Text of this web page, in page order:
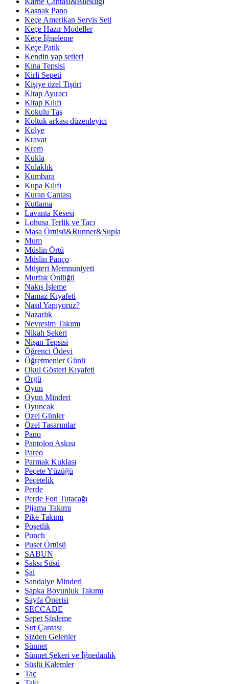
Kasnak Pano
Keçe Amerikan Servis Seti
Keçe Hazır Modeller
Keçe İğneleme
Keçe Patik
Kendin yap setleri
Kına Tepsisi
Kirli Sepeti
Kişiye özel Tişört
Kitap Ayıracı
Kitap Kılıfı
Kokulu Taş
Koltuk arkası düzenleyici
Kolye
Kravat
Krem
Kukla
Kulaklık
Kumbara
Kupa Kılıfı
Kuran Çantası
Kutlama
Lavanta Kesesi
Lohusa Terlik ve Tacı
Masa Örtüsü&Runner&Supla
Mum
Müslin Örtü
Müslin Panço
Müşteri Memnuniyeti
Mutfak Önlüğü
Nakış İşleme
Namaz Kıyafeti
Nasıl Yapıyoruz?
Nazarlık
Nevresim Takımı
Nikah Şekeri
Nişan Tepsisi
Öğrenci Ödevi
Öğretmenler Günü
Okul Gösteri Kıyafeti
Örgü
Oyun
Oyun Minderi
Oyuncak
Özel Günler
Özel Tasarımlar
Pano
Pantolon Askısı
Pareo
Parmak Kuklası
Peçete Yüzüğü
Peçetelik
Perde
Perde Fon Tutacağı
Pijama Takımı
Pike Takımı
Poşetlik
Punch
Puset Örtüsü
SABUN
Saksı Süsü
Şal
Sandalye Minderi
Şapka Boyunluk Takımı
Sayfa Önerisi
SECCADE
Sepet Süsleme
Sırt Çantası
Sizden Gelenler
Sünnet
Sünnet Şekeri ve İğnedanlık
Süslü Kalemler
Taç